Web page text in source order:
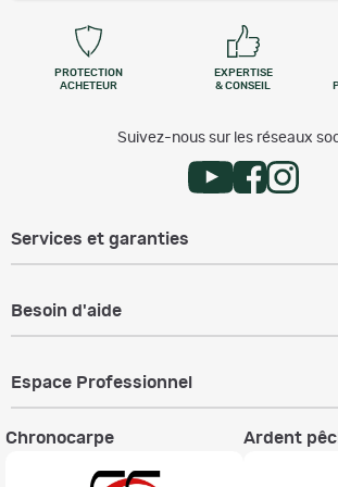
PROTECTION
ACHETEUR
EXPERTISE
& CONSEIL
Suivez-nous sur les réseaux
Services et garanties
Besoin d'aide
Espace Professionnel
Chronocarpe Ardent